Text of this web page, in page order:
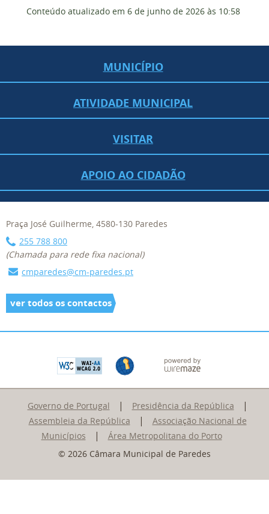
Conteúdo atualizado em 6 de junho de 2026 às 10:58
MUNICÍPIO
ATIVIDADE MUNICIPAL
VISITAR
APOIO AO CIDADÃO
Praça José Guilherme, 4580-130 Paredes
255 788 800
(Chamada para rede fixa nacional)
cmparedes@cm-paredes.pt
ver todos os contactos
Governo de Portugal | Presidência da República |
Assembleia da República |
Associação Nacional de
Municípios
|
Área Metropolitana do Porto
© 2026 Câmara Municipal de Paredes